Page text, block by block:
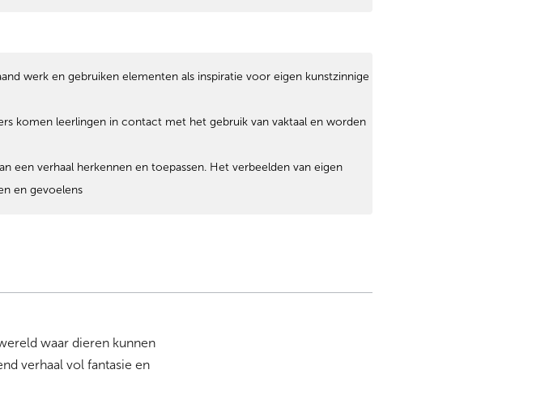
werk en gebruiken elementen als inspiratie voor eigen kunstzinnige
komen leerlingen in contact met het gebruik van vaktaal en worden
een verhaal herkennen en toepassen. Het verbeelden van eigen
en gevoelens
waar dieren kunnen
verhaal vol fantasie en